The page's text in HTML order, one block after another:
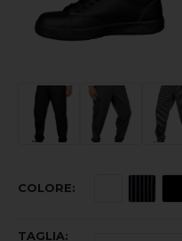
COLORE
TAGLIA